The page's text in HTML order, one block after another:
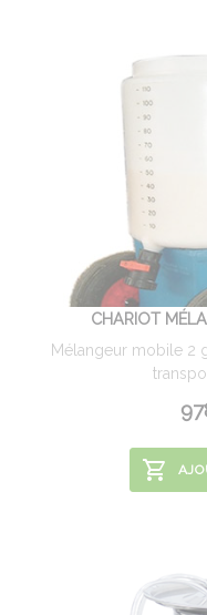
CHARIOT
Mélangeur mobile 2